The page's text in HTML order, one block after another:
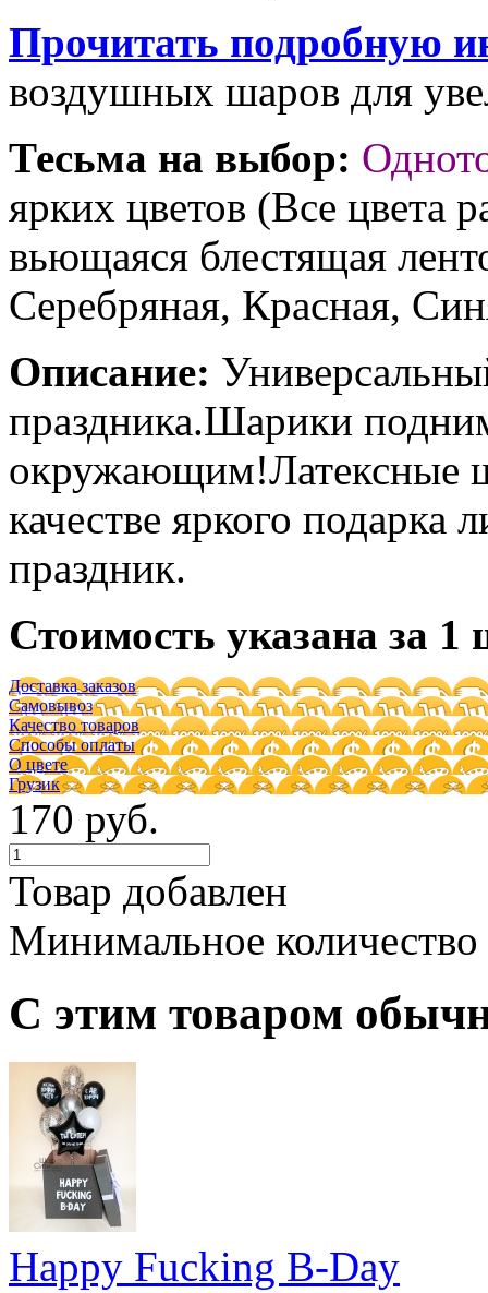
Прочитать подробную
воздушных шаров для
Тесьма на выбор:
ярких цветов (Все цвета
вьющаяся блестящая
Серебряная, Красная,
Описание:
праздника.Шарики
окружающим!Латексные
качестве яркого
праздник.
Стоимость указана за 1
Доставка заказов
Самовывоз
Качество товаров
Способы оплаты
О цвете
Грузик
170 руб.
Товар добавлен
Минимальное
С этим товаром
Happy Fucking B-Day